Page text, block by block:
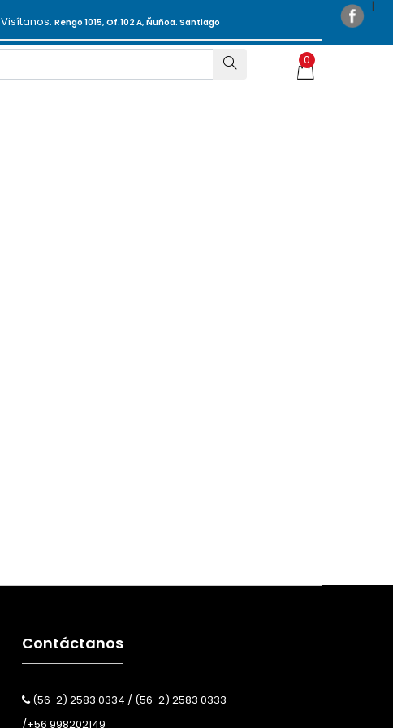
Visítanos: Rengo 1015, Of.102 A, Ñuñoa. Santiago
Contáctanos
(56-2) 2583 0334 / (56-2) 2583 0333
/+56 998202149